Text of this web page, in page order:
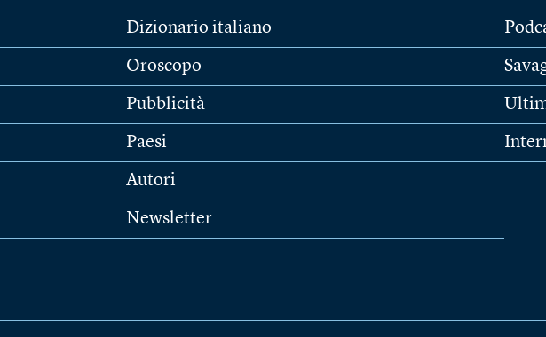
Dizionario italiano
Oroscopo
Pubblicità
Paesi
Autori
Newsletter